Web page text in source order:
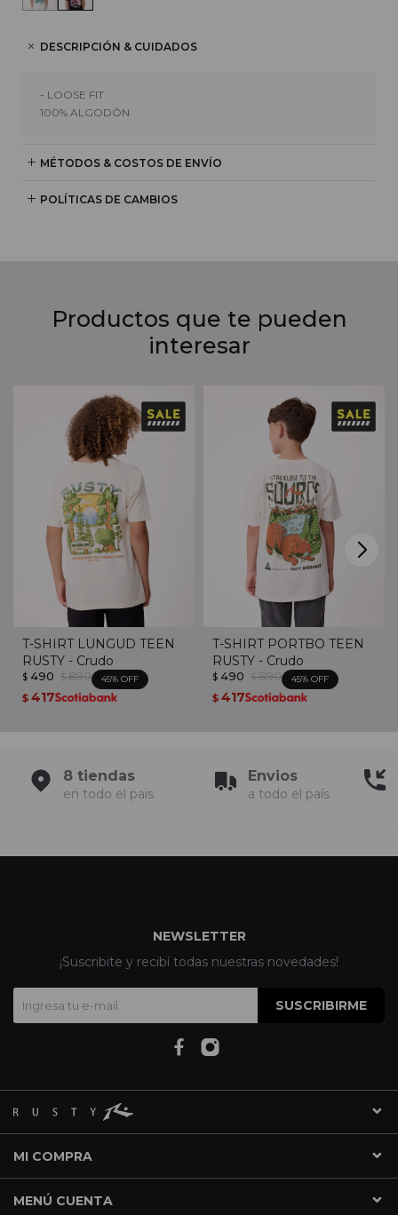
DESCRIPCIÓN & CUIDADOS
- LOOSE FIT
100% ALGODÓN
MÉTODOS & COSTOS DE ENVÍO
POLÍTICAS DE CAMBIOS
Productos que te pueden
interesar
T-SHIRT LUNGUD TEEN
RUSTY - Crudo
$ 490 $ 890 45
$ 417
T-SHIRT PORTBO TEEN
RUSTY - Crudo
$ 490 $ 890 45
$ 417
8 tiendas
en todo el pais
Envios
a todo el país
MI COMPRA
MENÚ CUENTA
NEWSLETTER
¡Suscribite y recibí todas nuestras novedades!
SUSCRIBIRME